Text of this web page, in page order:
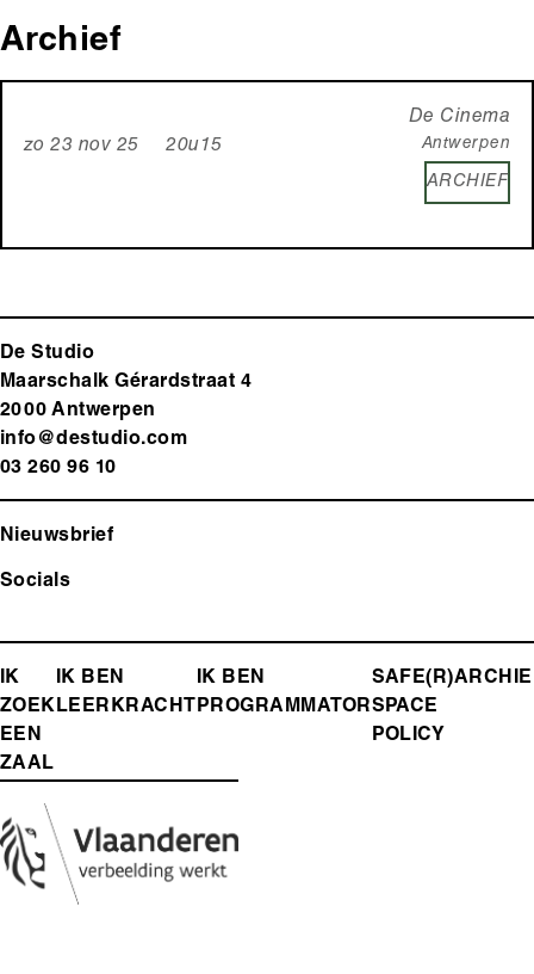
Archief
zo 23 nov 25 20u15
De Cinema
Antwerpen
ARCHIEF
De Studio
Maarschalk Gérardstraat 4
2000 Antwerpen
info@destudio.com
03 260 96 10
Nieuwsbrief
Socials
FOOTER-
MENU
IK
ZOEK
EEN
ZAAL
IK BEN
LEERKRACHT
IK BEN
PROGRAMMATOR
SAFE(R)
SPACE
POLICY
Media
Afbeelding